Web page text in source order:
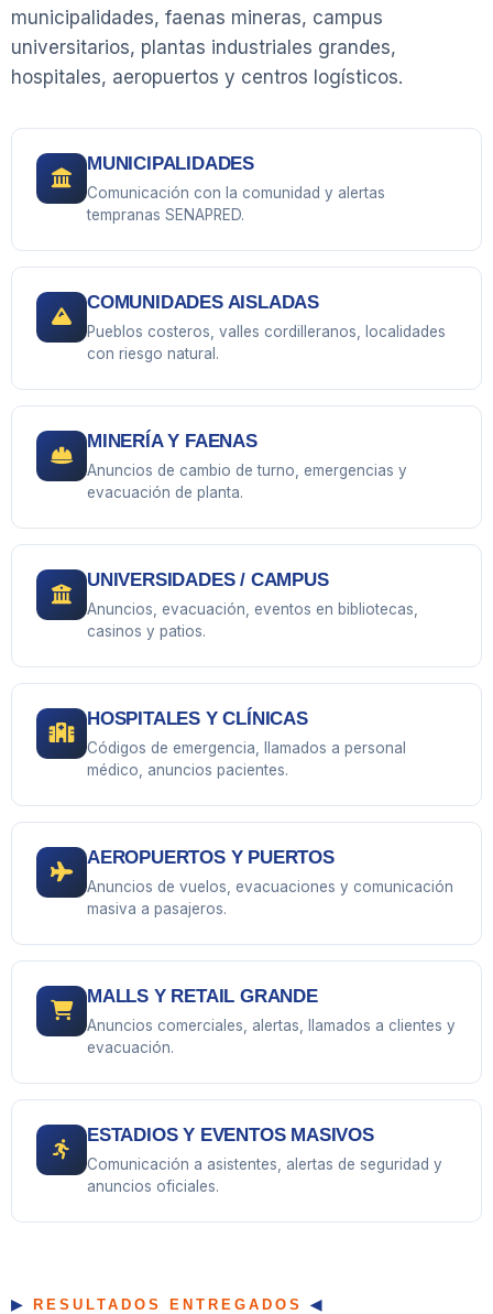
municipalidades, faenas mineras, campus
universitarios, plantas industriales grandes,
hospitales, aeropuertos y centros logísticos.
MUNICIPALIDADES
Comunicación con la comunidad y alertas
tempranas SENAPRED.
COMUNIDADES AISLADAS
Pueblos costeros, valles cordilleranos, localidades
con riesgo natural.
MINERÍA Y FAENAS
Anuncios de cambio de turno, emergencias y
evacuación de planta.
UNIVERSIDADES / CAMPUS
Anuncios, evacuación, eventos en bibliotecas,
casinos y patios.
HOSPITALES Y CLÍNICAS
Códigos de emergencia, llamados a personal
médico, anuncios pacientes.
AEROPUERTOS Y PUERTOS
Anuncios de vuelos, evacuaciones y comunicación
masiva a pasajeros.
MALLS Y RETAIL GRANDE
Anuncios comerciales, alertas, llamados a clientes y
evacuación.
ESTADIOS Y EVENTOS MASIVOS
Comunicación a asistentes, alertas de seguridad y
anuncios oficiales.
RESULTADOS ENTREGADOS